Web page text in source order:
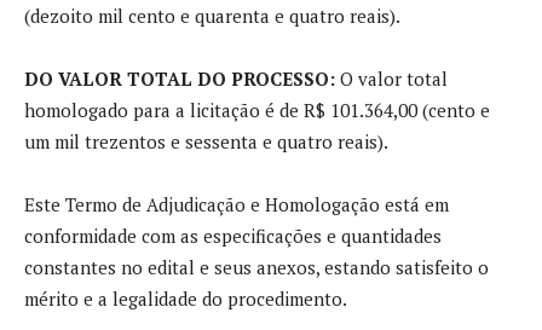
(dezoito mil cento e quarenta e quatro reais).
DO VALOR TOTAL DO PROCESSO: O valor total
homologado para a licitação é de R$ 101.364,00 (cento e
um mil trezentos e sessenta e quatro reais).
Este Termo de Adjudicação e Homologação está em
conformidade com as especificações e quantidades
constantes no edital e seus anexos, estando satisfeito o
mérito e a legalidade do procedimento.